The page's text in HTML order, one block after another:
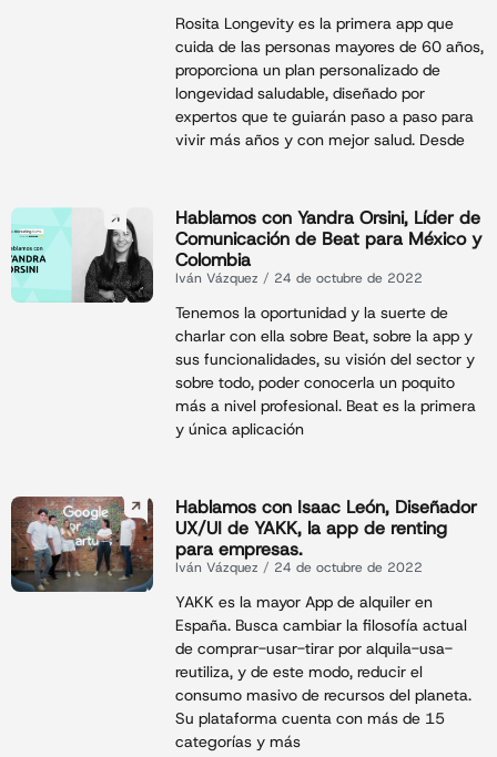
Rosita Longevity es la primera app que
cuida de las personas mayores de 60 años,
proporciona un plan personalizado de
longevidad saludable, diseñado por
expertos que te guiarán paso a paso para
vivir más años y con mejor salud. Desde
Hablamos con Yandra Orsini, Líder de
Comunicación de Beat para México y
Colombia
Iván Vázquez 24 de octubre de 2022
Tenemos la oportunidad y la suerte de
charlar con ella sobre Beat, sobre la app y
sus funcionalidades, su visión del sector y
sobre todo, poder conocerla un poquito
más a nivel profesional. Beat es la primera
y única aplicación
Hablamos con Isaac León, Diseñador
UX/UI de YAKK, la app de renting
para empresas.
Iván Vázquez 24 de octubre de 2022
YAKK es la mayor App de alquiler en
España. Busca cambiar la filosofía actual
de comprar-usar-tirar por alquila-usa-
reutiliza, y de este modo, reducir el
consumo masivo de recursos del planeta.
Su plataforma cuenta con más de 15
categorías y más